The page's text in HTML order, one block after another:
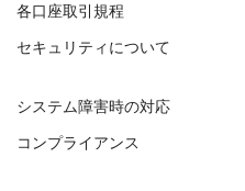
各口座取引規程
セキュリティについて
システム障害時の対応
コンプライアンス